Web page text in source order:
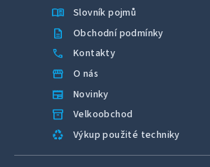
menu_book Slovník pojmů
description Obchodní podmínky
call Kontakty
storefront O nás
newspaper Novinky
inventory_2 Velkoobchod
recycling Výkup použité techniky